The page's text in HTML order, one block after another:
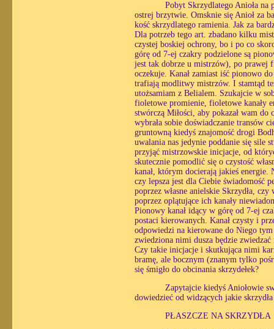
Pobyt Skrzydlatego Anioła na
ostrej brzytwie. Omsknie się Anioł za
kość skrzydlatego ramienia. Jak za
Dla potrzeb tego art. zbadano kilku
czystej boskiej ochrony, bo i po co
górę od 7-ej czakry podzielone są
jest tak dobrze u mistrzów), po prawej
oczekuje. Kanał zamiast iść pionowo
trafiają modlitwy mistrzów. I stamtąd
utożsamiam z Belialem. Szukajcie w
fioletowe promienie, fioletowe kanały
stwórczą Miłości, aby pokazał wam
wybrała sobie doświadczanie transów
gruntowną kiedyś znajomość drogi
uwalania nas jedynie poddanie się sile
przyjąć mistrzowskie inicjacje, od
skutecznie pomodlić się o czystość
kanał, którym docierają jakieś energie.
czy lepsza jest dla Ciebie świadomość
poprzez własne anielskie Skrzydła,
poprzez oplątujące ich kanały
Pionowy kanał idący w górę od 7-ej
postaci kierowanych. Kanał czysty i
odpowiedzi na kierowane do Niego
zwiedziona nimi dusza będzie
Czy takie inicjacje i skutkująca nimi
bramę, ale bocznym (znanym tylko
się śmigło do obcinania skrzydełek?
Zapytajcie kiedyś Aniołowie
dowiedzieć od widzących jakie
PŁASZCZE NA SKRZYDŁA